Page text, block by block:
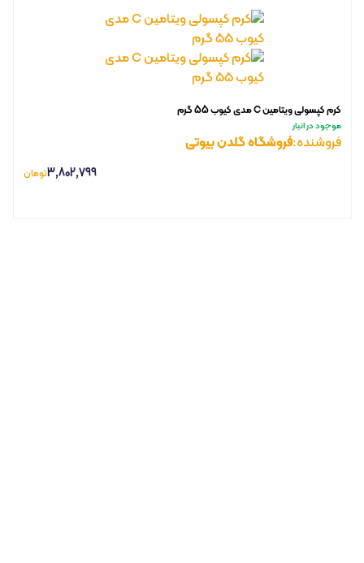
کرم کپسولی ویتامین C مدی کیوب 55 گرم
موجود در انبار
فروشنده:فروشگاه گلدن بیوتی
3,802,799تومان